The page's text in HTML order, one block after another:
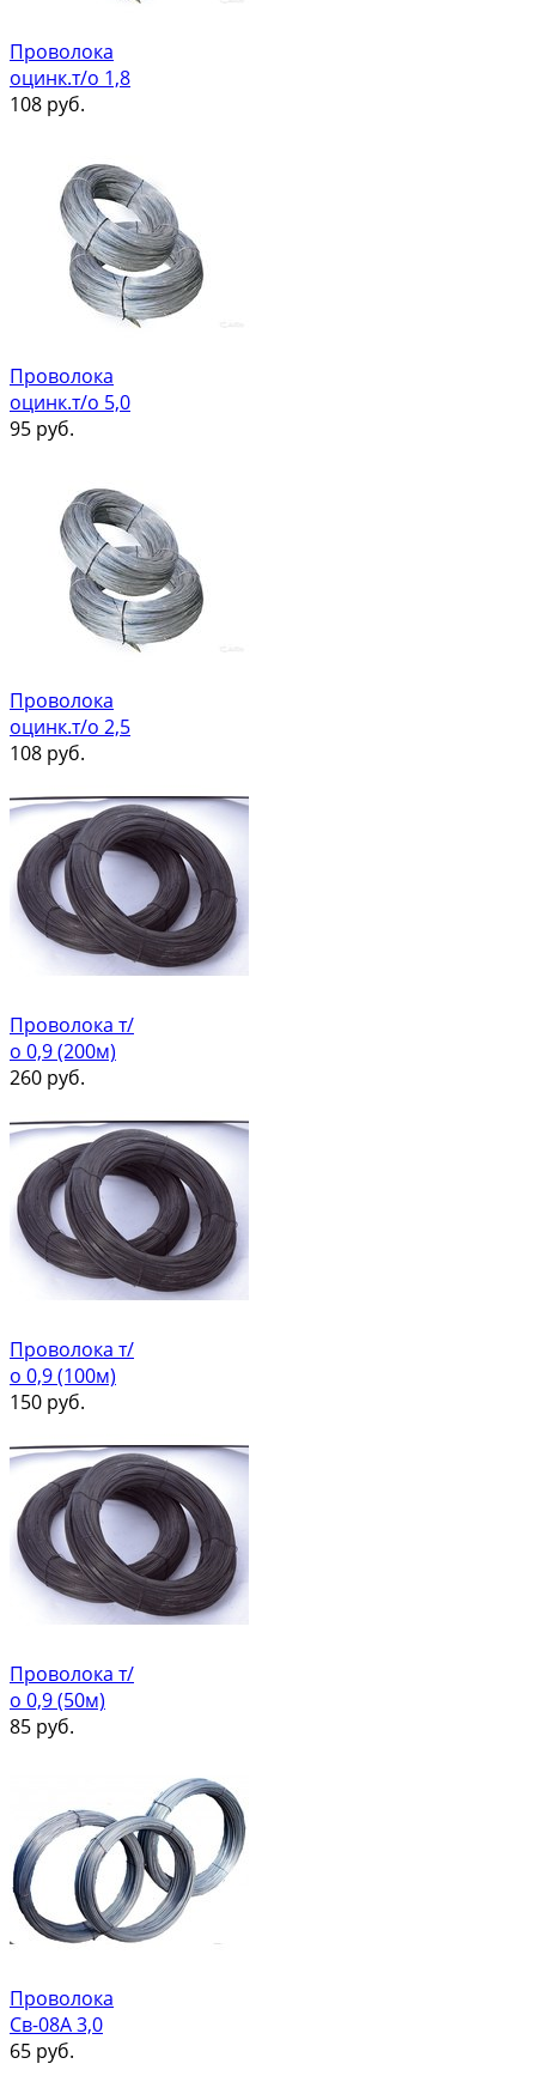
Проволока
оцинк.т/о 1,8
108 руб.
Проволока
оцинк.т/о 5,0
95 руб.
Проволока
оцинк.т/о 2,5
108 руб.
Проволока т/
о 0,9 (200м)
260 руб.
Проволока т/
о 0,9 (100м)
150 руб.
Проволока т/
о 0,9 (50м)
85 руб.
Проволока
Св-08А 3,0
65 руб.